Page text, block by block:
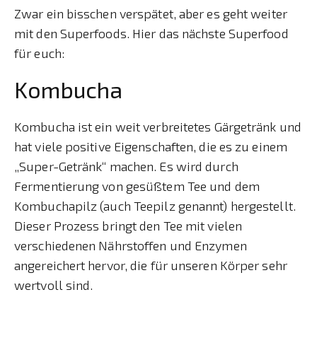
Zwar ein bisschen verspätet, aber es geht weiter
mit den Superfoods. Hier das nächste Superfood
für euch:
Kombucha
Kombucha ist ein weit verbreitetes Gärgetränk und
hat viele positive Eigenschaften, die es zu einem
„Super-Getränk“ machen. Es wird durch
Fermentierung von gesüßtem Tee und dem
Kombuchapilz (auch Teepilz genannt) hergestellt.
Dieser Prozess bringt den Tee mit vielen
verschiedenen Nährstoffen und Enzymen
angereichert hervor, die für unseren Körper sehr
wertvoll sind.